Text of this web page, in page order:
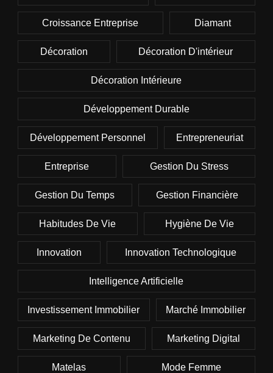
Croissance Entreprise Diamant
Décoration Décoration D'intérieur
Décoration Intérieure
Développement Durable
Développement Personnel Entrepreneuriat
Entreprise Gestion Du Stress
Gestion Du Temps Gestion Financière
Habitudes De Vie Hygiène De Vie
Innovation Innovation Technologique
Intelligence Artificielle
Investissement Immobilier Marché Immobilier
Marketing De Contenu Marketing Digital
Matelas Mode Femme